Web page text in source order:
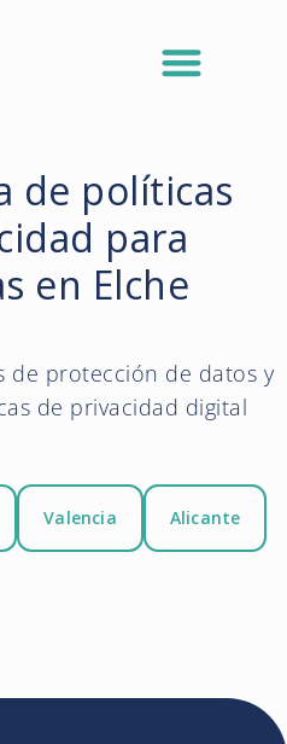
de políticas
para
en Elche
de protección de datos y
de privacidad digital
Valencia Alicante